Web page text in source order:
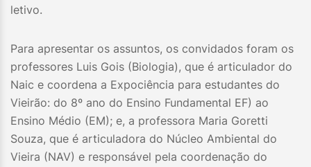
letivo.
Para apresentar os assuntos, os convidados foram os
professores Luis Gois (Biologia), que é articulador do
Naic e coordena a Expociência para estudantes do
Vieirão: do 8º ano do Ensino Fundamental EF) ao
Ensino Médio (EM); e, a professora Maria Goretti
Souza, que é articuladora do Núcleo Ambiental do
Vieira (NAV) e responsável pela coordenação do